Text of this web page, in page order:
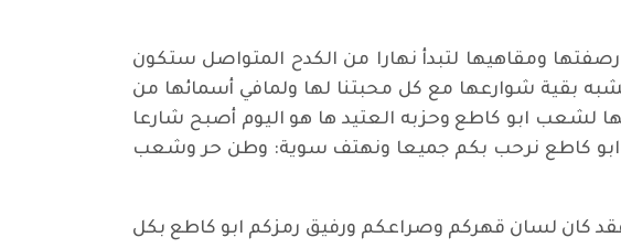
ومقاهيها لتبدأ نهارا من الكدح المتواصل ستكون
بقية شوارعها مع كل محبتنا لها ولمافي أسمائها من
لشعب ابو كاطع وحزبه العتيد ها هو اليوم أصبح شارعا
ابو كاطع نرحب بكم جميعا ونهتف سوية: وطن حر وشعب
كان لسان قهركم وصراعكم ورفيق رمزكم ابو كاطع بكل